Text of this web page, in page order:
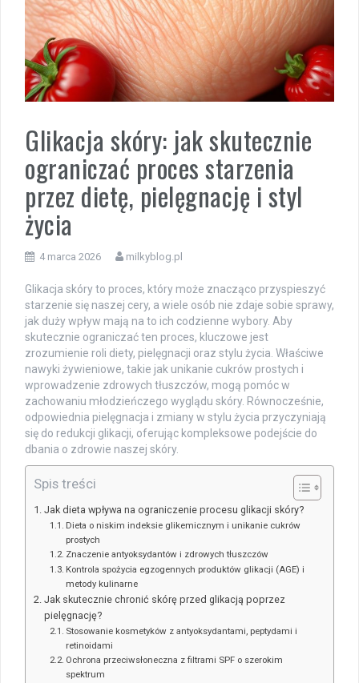
Glikacja skóry: jak skutecznie
ograniczać proces starzenia
przez dietę, pielęgnację i styl
życia
4 marca 2026 milkyblog.pl
Glikacja skóry to proces, który może znacząco przyspieszyć
starzenie się naszej cery, a wiele osób nie zdaje sobie sprawy,
jak duży wpływ mają na to ich codzienne wybory. Aby
skutecznie ograniczać ten proces, kluczowe jest
zrozumienie roli diety, pielęgnacji oraz stylu życia. Właściwe
nawyki żywieniowe, takie jak unikanie cukrów prostych i
wprowadzenie zdrowych tłuszczów, mogą pomóc w
zachowaniu młodzieńczego wyglądu skóry. Równocześnie,
odpowiednia pielęgnacja i zmiany w stylu życia przyczyniają
się do redukcji glikacji, oferując kompleksowe podejście do
dbania o zdrowie naszej skóry.
Spis treści
Jak dieta wpływa na ograniczenie procesu glikacji skóry?
Dieta o niskim indeksie glikemicznym i unikanie cukrów
prostych
Znaczenie antyoksydantów i zdrowych tłuszczów
Kontrola spożycia egzogennych produktów glikacji (AGE) i
metody kulinarne
Jak skutecznie chronić skórę przed glikacją poprzez
pielęgnację?
Stosowanie kosmetyków z antyoksydantami, peptydami i
retinoidami
Ochrona przeciwsłoneczna z filtrami SPF o szerokim
spektrum